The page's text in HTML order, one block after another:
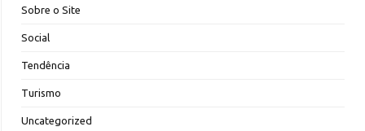
Sobre o Site
Social
Tendência
Turismo
Uncategorized